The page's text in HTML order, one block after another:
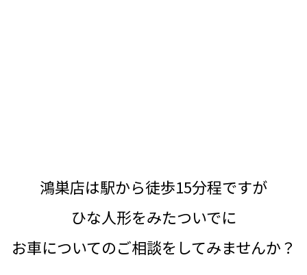
鴻巣店は駅から徒歩15分程ですが
ひな人形をみたついでに
お車についてのご相談をしてみませんか？